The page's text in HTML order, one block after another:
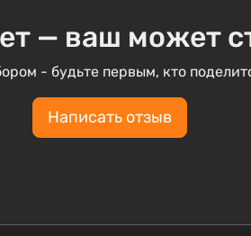
— ваш может
- будьте первым, кто
Написать отзыв